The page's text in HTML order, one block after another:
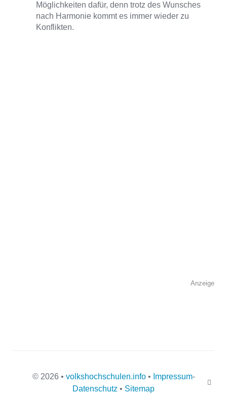
Möglichkeiten dafür, denn trotz des Wunsches
nach Harmonie kommt es immer wieder zu
Konflikten.
Anzeige
© 2026 • volkshochschulen.info• Impressum-
Datenschutz • Sitemap